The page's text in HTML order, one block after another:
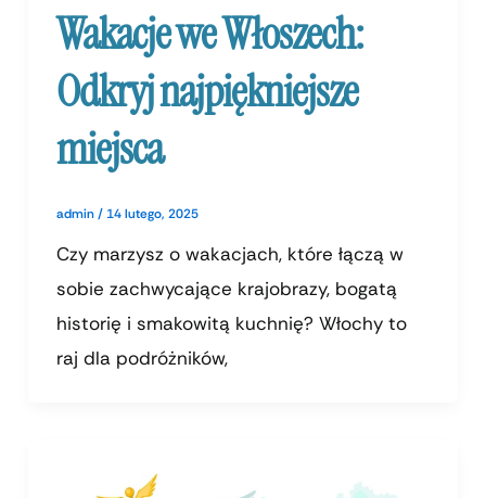
Wakacje we Włoszech:
Odkryj najpiękniejsze
miejsca
admin/ 14 lutego, 2025
Czy marzysz o wakacjach, które łączą w
sobie zachwycające krajobrazy, bogatą
historię i smakowitą kuchnię? Włochy to
raj dla podróżników,